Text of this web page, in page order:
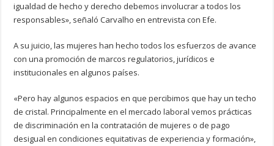
igualdad de hecho y derecho debemos involucrar a todos los
responsables», señaló Carvalho en entrevista con Efe.
A su juicio, las mujeres han hecho todos los esfuerzos de avance
con una promoción de marcos regulatorios, jurídicos e
institucionales en algunos países.
«Pero hay algunos espacios en que percibimos que hay un techo
de cristal. Principalmente en el mercado laboral vemos prácticas
de discriminación en la contratación de mujeres o de pago
desigual en condiciones equitativas de experiencia y formación»,